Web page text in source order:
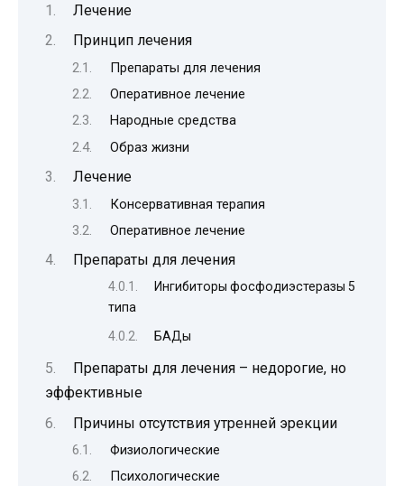
Лечение
Принцип лечения
Препараты для лечения
Оперативное лечение
Народные средства
Образ жизни
Лечение
Консервативная терапия
Оперативное лечение
Препараты для лечения
Ингибиторы фосфодиэстеразы 5
типа
БАДы
Препараты для лечения – недорогие, но
эффективные
Причины отсутствия утренней эрекции
Физиологические
Психологические